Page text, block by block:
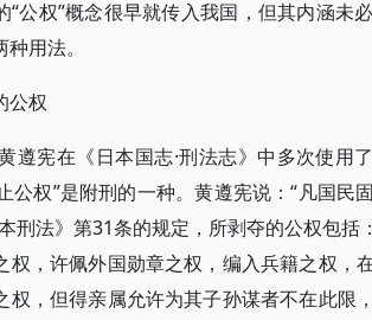
“公权”概念很早就传入我国，但其内涵未
用法。
公权
遵宪在《日本国志·刑法志》中多次使用
公权”是附刑的一种。黄遵宪说：“凡国
刑法》第31条的规定，所剥夺的公权包括
权，许佩外国勋章之权，编入兵籍之权，
权，但得亲属允许为其子孙谋者不在此限